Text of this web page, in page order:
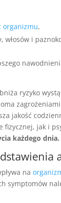
organizmu,
włosów i
ryzyko
jakość
fizycznej, jak i
każdego dnia.
na
symptomów